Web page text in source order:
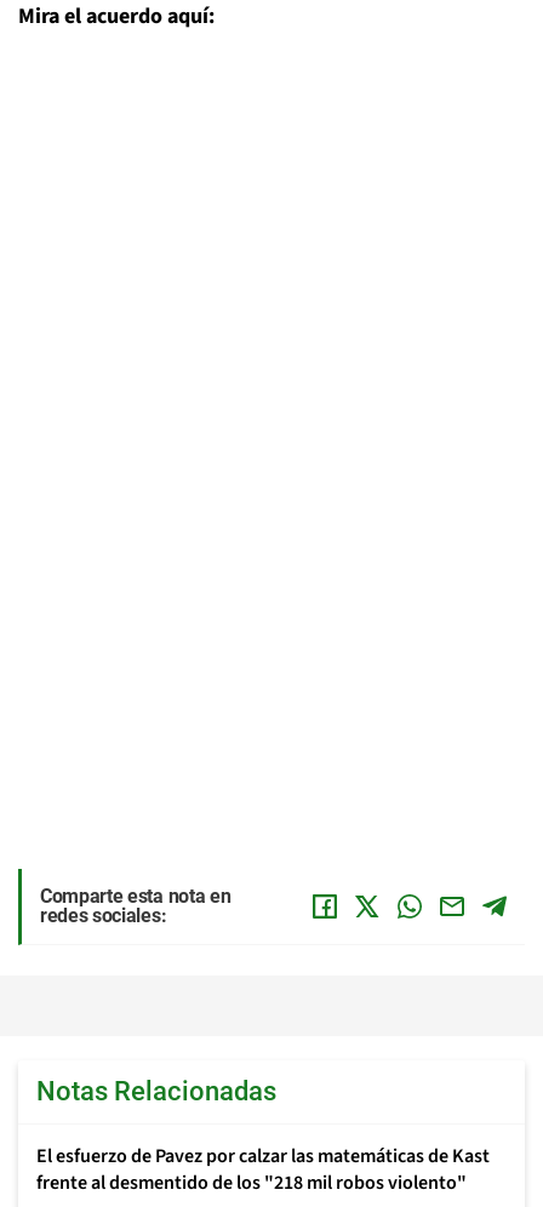
Mira el acuerdo aquí:
Comparte esta nota en
redes sociales:
Notas Relacionadas
El esfuerzo de Pavez por calzar las matemáticas de Kast
frente al desmentido de los "218 mil robos violento"